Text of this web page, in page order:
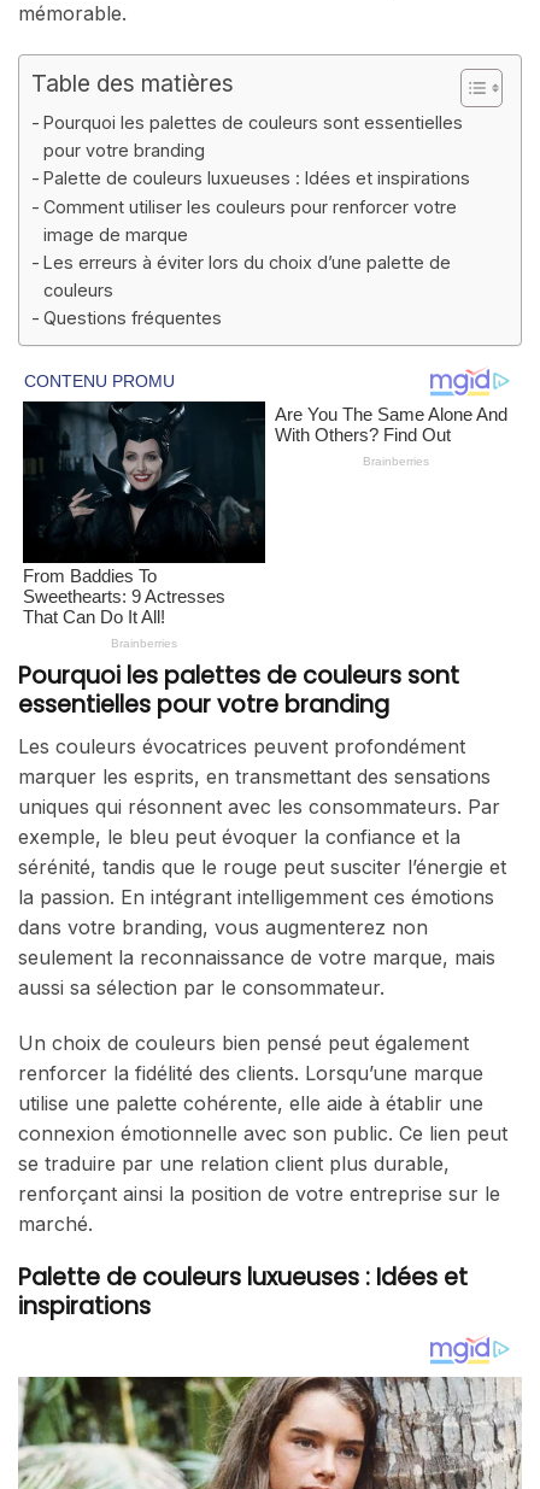
mémorable.
Table des matières
Pourquoi les palettes de couleurs sont essentielles
pour votre branding
Palette de couleurs luxueuses : Idées et inspirations
Comment utiliser les couleurs pour renforcer votre
image de marque
Les erreurs à éviter lors du choix d’une palette de
couleurs
Questions fréquentes
Pourquoi les palettes de couleurs sont
essentielles pour votre branding
Les couleurs évocatrices peuvent profondément
marquer les esprits, en transmettant des sensations
uniques qui résonnent avec les consommateurs. Par
exemple, le bleu peut évoquer la confiance et la
sérénité, tandis que le rouge peut susciter l’énergie et
la passion. En intégrant intelligemment ces émotions
dans votre branding, vous augmenterez non
seulement la reconnaissance de votre marque, mais
aussi sa sélection par le consommateur.
Un choix de couleurs bien pensé peut également
renforcer la fidélité des clients. Lorsqu’une marque
utilise une palette cohérente, elle aide à établir une
connexion émotionnelle avec son public. Ce lien peut
se traduire par une relation client plus durable,
renforçant ainsi la position de votre entreprise sur le
marché.
Palette de couleurs luxueuses : Idées et
inspirations